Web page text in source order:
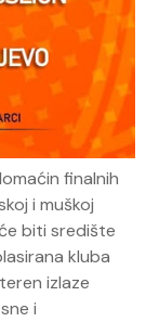
finalnih
i muškoj
biti središte
kluba
izlaze
i